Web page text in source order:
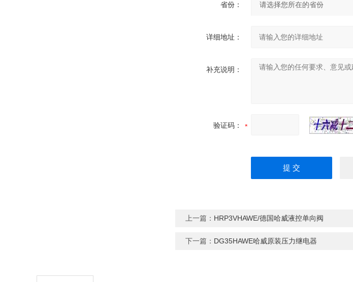
省份：
详细地址：
补充说明：
验证码：
上一篇： HRP3VHAWE/德国哈威液控单向阀
下一篇： DG35HAWE哈威原装压力继电器